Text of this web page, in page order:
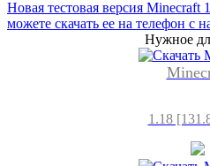
Новая тестовая версия Minecraft
можете скачать ее на телефон с
Нужное
1.18